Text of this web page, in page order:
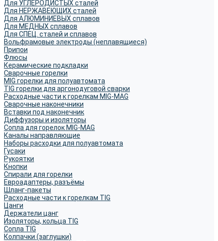
Для УГЛЕРОДИСТЫХ сталей
Для НЕРЖАВЕЮЩИХ сталей
Для АЛЮМИНИЕВЫХ сплавов
Для МЕДНЫХ сплавов
Для СПЕЦ. сталей и сплавов
Вольфрамовые электроды (неплавящиеся)
Припои
Флюсы
Керамические подкладки
Сварочные горелки
MIG горелки для полуавтомата
TIG горелки для аргонодуговой сварки
Расходные части к горелкам MIG-MAG
Сварочные наконечники
Вставки под наконечник
Диффузоры и изоляторы
Сопла для горелок MIG-MAG
Каналы направляющие
Наборы расходки для полуавтомата
Гусаки
Рукоятки
Кнопки
Спирали для горелки
Евроадаптеры, разъёмы
Шланг-пакеты
Расходные части к горелкам TIG
Цанги
Держатели цанг
Изоляторы, кольца TIG
Сопла TIG
Колпачки (заглушки)